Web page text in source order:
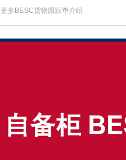
更多BESC货物跟踪单介绍